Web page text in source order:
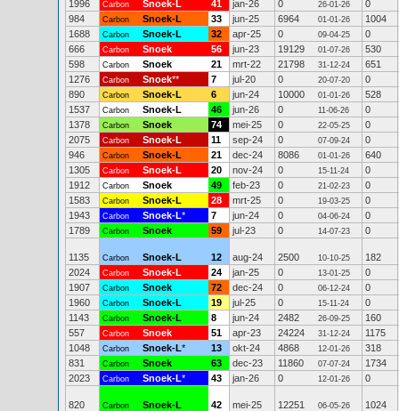
1996
Carbon Snoek-L 41 jan-26 0 26-01-26
0
984
Carbon Snoek-L 33 jun-25 6964 01-01-26
1004
1688
Carbon Snoek-L 32 apr-25 0 09-04-25
0
666
Carbon Snoek 56 jun-23 19129 01-07-26
530
598
Carbon Snoek 21 mrt-22 21798 31-12-24
651
1276
Carbon Snoek** 7 jul-20 0 20-07-20
0
890
Carbon Snoek-L 6 jun-24 10000 01-01-26
528
1537
Carbon Snoek-L 46 jun-26 0 11-06-26
0
1378
Carbon Snoek 74 mei-25 0 22-05-25
0
2075
Carbon Snoek-L 11 sep-24 0 07-09-24
0
946
Carbon Snoek-L 21 dec-24 8086 01-01-26
640
1305
Carbon Snoek-L 20 nov-24 0 15-11-24
0
1912
Carbon Snoek 49 feb-23 0 21-02-23
0
1583
Carbon Snoek-L 28 mrt-25 0 19-03-25
0
1943
Carbon Snoek-L* 7 jun-24 0 04-06-24
0
1789
Carbon Snoek 59 jul-23 0 14-07-23 0
1135 Carbon Snoek-L 12 aug-24 2500 10-10-25
182
2024
Carbon Snoek-L 24 jan-25 0 13-01-25
0
1907
Carbon Snoek 72 dec-24 0 06-12-24
0
1960
Carbon Snoek-L 19 jul-25 0 15-11-24
0
1143
Carbon Snoek-L 8 jun-24 2482 26-09-25
160
557
Carbon Snoek 51 apr-23 24224 31-12-24
1175
1048
Carbon Snoek-L* 13 okt-24 4868 12-01-26
318
831
Carbon Snoek 63 dec-23 11860 07-07-24
1734
2023
Carbon Snoek-L* 43 jan-26 0 12-01-26 0
820 Carbon Snoek-L 42 mei-25 12251 06-05-26
1024